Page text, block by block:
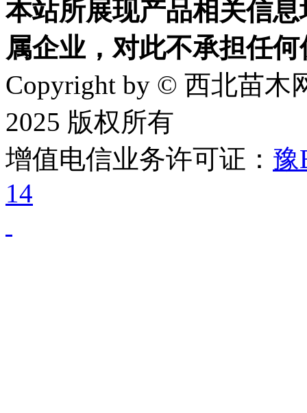
本站所展现产品相关信
属企业，对此不承担任
Copyright by © 西北苗木
2025 版权所有
增值电信业务许可证： 豫
14